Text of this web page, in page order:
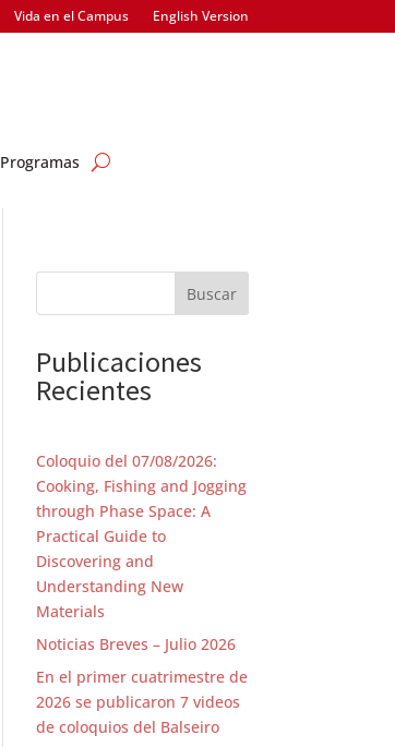
Vida en el Campus English Version
Programas
Buscar
Publicaciones
Recientes
Coloquio del 07/08/2026:
Cooking, Fishing and Jogging
through Phase Space: A
Practical Guide to
Discovering and
Understanding New
Materials
Noticias Breves – Julio 2026
En el primer cuatrimestre de
2026 se publicaron 7 videos
de coloquios del Balseiro